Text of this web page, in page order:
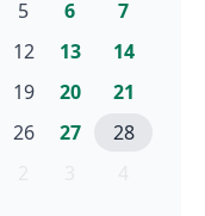
5 6 7
12 13 14
19 20 21
26 27 28